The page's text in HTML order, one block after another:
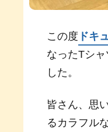
この度 ドキ
なったTシ
した。
皆さん、思
るカラフル